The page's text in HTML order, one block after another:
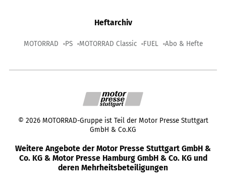
Heftarchiv
MOTORRAD PS MOTORRAD Classic FUEL Abo & Hefte
© 2026 MOTORRAD-Gruppe ist Teil der Motor Presse Stuttgart
GmbH & Co.KG
Weitere Angebote der Motor Presse Stuttgart GmbH &
Co. KG & Motor Presse Hamburg GmbH & Co. KG und
deren Mehrheitsbeteiligungen